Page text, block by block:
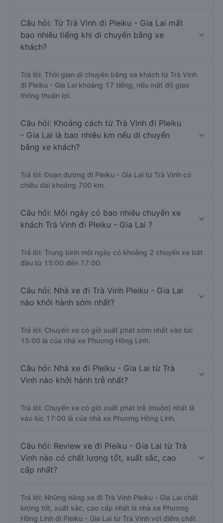
Câu hỏi: Từ Trà Vinh đi Pleiku - Gia Lai mất
bao nhiêu tiếng khi di chuyển bằng xe
khách?
Trả lời: Thời gian di chuyển bằng xe khách từ Trà Vinh
đi Pleiku - Gia Lai khoảng 17 tiếng, nếu mật độ giao
thông thuận lợi.
Câu hỏi: Khoảng cách từ Trà Vinh đi Pleiku
- Gia Lai là bao nhiêu km nếu di chuyển
bằng xe khách?
Trả lời: Đoạn đường đi Pleiku - Gia Lai từ Trà Vinh có
chiều dài khoảng 700 km.
Câu hỏi: Mỗi ngày có bao nhiêu chuyến xe
khách Trà Vinh đi Pleiku - Gia Lai ?
Trả lời: Trung bình mỗi ngày có khoảng 2 chuyến xe bắt
đầu từ 15:00 đến 17:00.
Câu hỏi: Nhà xe đi Trà Vinh Pleiku - Gia Lai
nào khởi hành sớm nhất?
Trả lời: Chuyến xe có giờ xuất phát sớm nhất vào lúc
15:00 là của nhà xe Phương Hồng Linh.
Câu hỏi: Nhà xe đi Pleiku - Gia Lai từ Trà
Vinh nào khởi hành trễ nhất?
Trả lời: Chuyến xe có giờ xuất phát trễ (muộn) nhất là
vào lúc 17:00 là của nhà xe Phương Hồng Linh.
Câu hỏi: Review xe đi Pleiku - Gia Lai từ Trà
Vinh nào có chất lượng tốt, xuất sắc, cao
cấp nhất?
Trả lời: Những hãng xe đi Trà Vinh Pleiku - Gia Lai chất
lượng tốt, xuất sắc, cao cấp nhất là nhà xe Phương
Hồng Linh đi Pleiku - Gia Lai từ Trà Vinh với điểm chất